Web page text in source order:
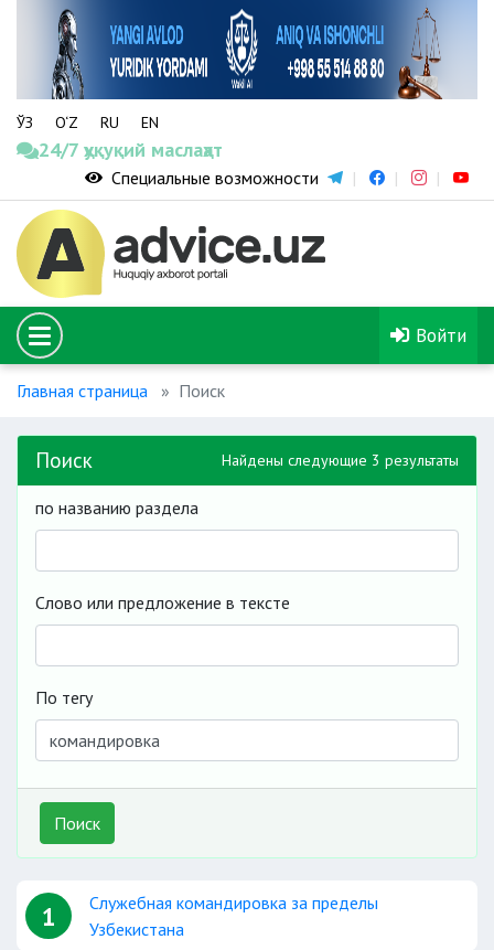
ЎЗ O‘Z RU EN
24/7 ҳуқуқий маслаҳат
Специальные возможности
Войти
Главная страница Поиск
Поиск Найдены следующие 3 результаты
по названию раздела
Слово или предложение в тексте
По тегу
Поиск
1
Служебная командировка за пределы
Узбекистана